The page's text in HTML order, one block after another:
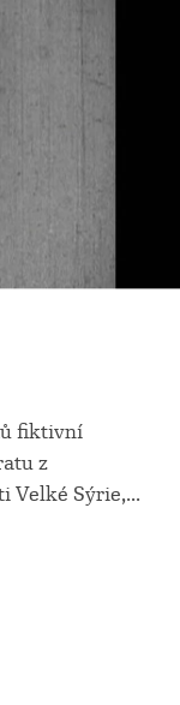
fiktivní
z
Velké Sýrie,...